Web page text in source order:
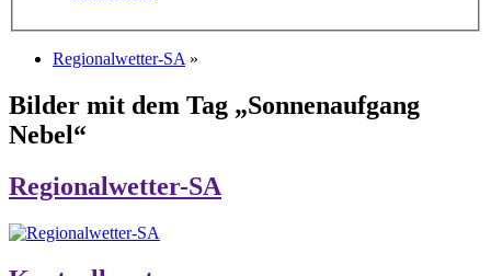
Regionalwetter-SA »
Bilder mit dem Tag „Sonnenaufgang
Nebel“
Regionalwetter-SA